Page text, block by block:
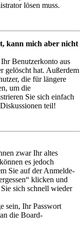
lösen muss.
kann mich aber nicht
Benutzerkonto aus
gelöscht hat. Außerdem
die für längere
um die
Sie sich einfach
teil!
zwar Ihr altes
es jedoch
Sie auf der Anmelde-
klicken und
sich schnell wieder
sein, Ihr Passwort
die Board-